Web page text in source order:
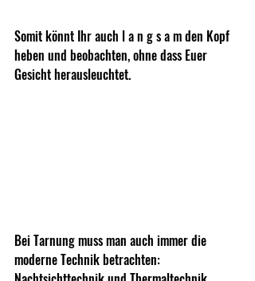
Somit könnt Ihr auch l a n g s a m den Kopf
heben und beobachten, ohne dass Euer
Gesicht herausleuchtet.
Bei Tarnung muss man auch immer die
moderne Technik betrachten: